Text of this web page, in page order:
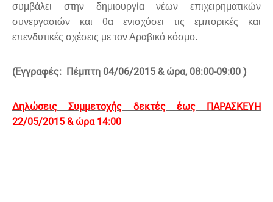
συμβάλει στην δημιουργία νέων επιχειρηματικών
συνεργασιών και θα ενισχύσει τις εμπορικές και
επενδυτικές σχέσεις με τον Αραβικό κόσμο.
(Εγγραφές: Πέμπτη 04/06/2015 & ώρα, 08:00-09:00 )
Δηλώσεις Συμμετοχής δεκτές έως ΠΑΡΑΣΚΕΥΗ
22/05/2015 & ώρα 14:00